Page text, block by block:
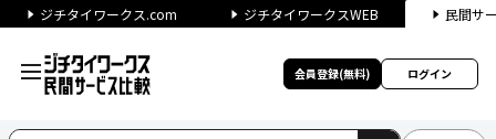
ジチタイワークス.com ジチタイワークスWEB 民間サ
会員登録(無料) ログイン